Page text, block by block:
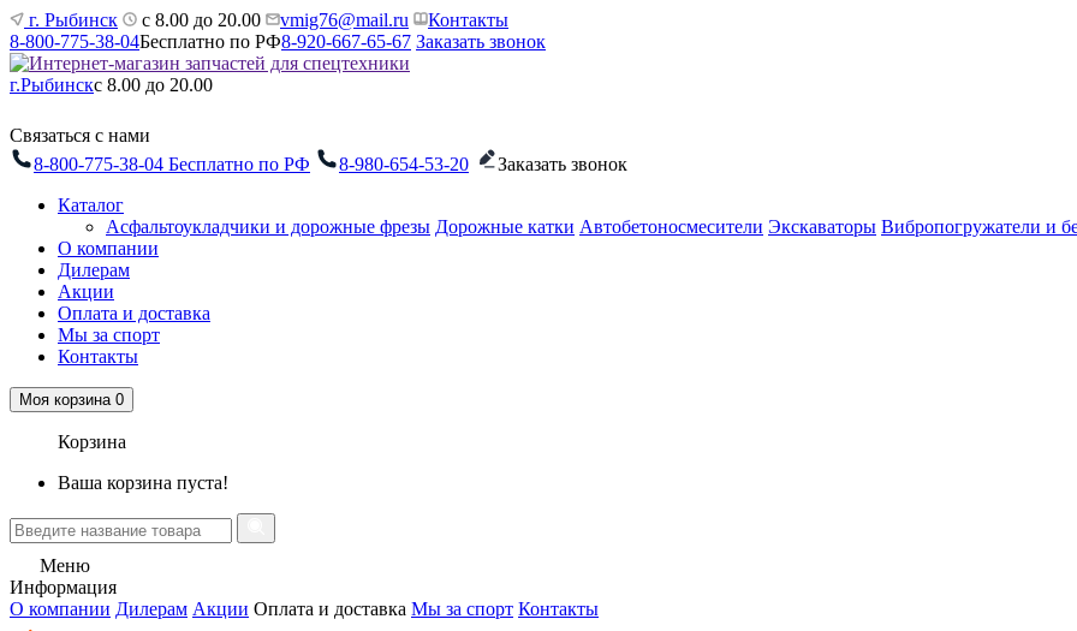
г. Рыбинск с 8.00 до 20.00 vmig76@mail.ru
Контакты
8-800-775-38-04Бесплатно по РФ8-920-667-65-67 Заказать звонок
г.Рыбинскс 8.00 до 20.00
Связаться с нами
8-800-775-38-04 Бесплатно по РФ 8-980-654-53-20
Заказать звонок
Каталог
Асфальтоукладчики и дорожные фрезы Дорожные катки Автобетоносмесители Экскаваторы Вибропогружатели и
О компании
Дилерам
Акции
Оплата и доставка
Мы за спорт
Контакты
Моя корзина 0
Корзина
Ваша корзина пуста!
Меню
Информация
О компании Дилерам Акции Оплата и доставка Мы за спорт Контакты